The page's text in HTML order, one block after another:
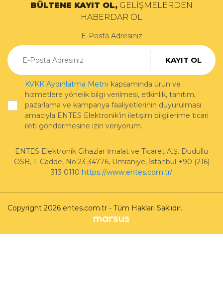
BÜLTENE KAYIT OL, GELİŞMELERDEN
HABERDAR OL
E-Posta Adresiniz
KAYIT OL
KVKK Aydınlatma Metni kapsamında ürün ve
hizmetlere yönelik bilgi verilmesi, etkinlik, tanıtım,
pazarlama ve kampanya faaliyetlerinin duyurulması
amacıyla ENTES Elektronik’in iletişim bilgilerime ticari
ileti göndermesine izin veriyorum.
ENTES Elektronik Cihazlar İmalat ve Ticaret A.Ş. Dudullu
OSB, 1. Cadde, No:23 34776, Ümraniye, İstanbul +90 (216)
313 0110 https://www.entes.com.tr/
Copyright 2026 entes.com.tr - Tüm Hakları Saklıdır.